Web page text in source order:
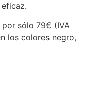
sólo 79€ (IVA
los colores negro,